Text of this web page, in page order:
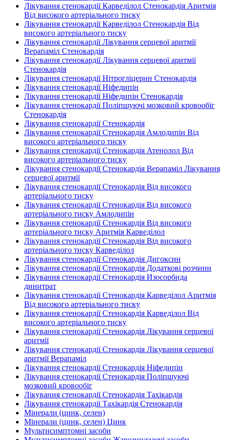
Лікування стенокардії Карведілол Стенокардія Аритмія
Від високого артеріального тиску
Лікування стенокардії Карведілол Стенокардія Від
високого артеріального тиску
Лікування стенокардії Лікування серцевої аритмії
Верапаміл Стенокардія
Лікування стенокардії Лікування серцевої аритмії
Стенокардія
Лікування стенокардії Нітрогліцерин Стенокардія
Лікування стенокардії Ніфедипін
Лікування стенокардії Ніфедипін Стенокардія
Лікування стенокардії Поліпшуючі мозковий кровообіг
Стенокардія
Лікування стенокардії Стенокардія
Лікування стенокардії Стенокардія Амлодипін Від
високого артеріального тиску
Лікування стенокардії Стенокардія Атенолол Від
високого артеріального тиску
Лікування стенокардії Стенокардія Верапаміл Лікування
серцевої аритмії
Лікування стенокардії Стенокардія Від високого
артеріального тиску
Лікування стенокардії Стенокардія Від високого
артеріального тиску Амлодипін
Лікування стенокардії Стенокардія Від високого
артеріального тиску Аритмія Карведілол
Лікування стенокардії Стенокардія Від високого
артеріального тиску Карведілол
Лікування стенокардії Стенокардія Дигоксин
Лікування стенокардії Стенокардія Додаткові розчини
Лікування стенокардії Стенокардія Изосорбида
динитрат
Лікування стенокардії Стенокардія Карведілол Аритмія
Від високого артеріального тиску
Лікування стенокардії Стенокардія Карведілол Від
високого артеріального тиску
Лікування стенокардії Стенокардія Лікування серцевої
аритмії
Лікування стенокардії Стенокардія Лікування серцевої
аритмії Верапаміл
Лікування стенокардії Стенокардія Ніфедипін
Лікування стенокардії Стенокардія Поліпшуючі
мозковий кровообіг
Лікування стенокардії Стенокардія Тахікардія
Лікування стенокардії Тахікардія Стенокардія
Мінерали (цинк, селен)
Мінерали (цинк, селен) Цинк
Мультисимптомні засоби